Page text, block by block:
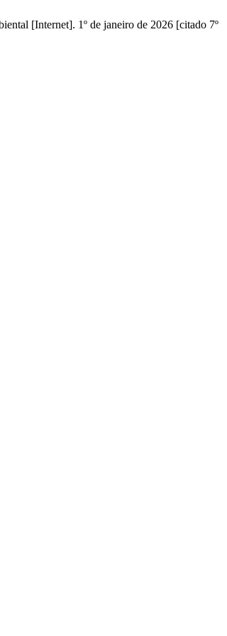
[Internet]. 1º de janeiro de 2026 [citado 7º